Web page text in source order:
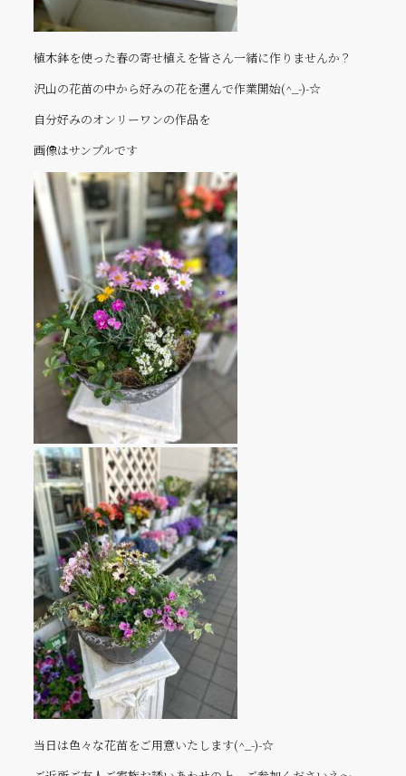
植木鉢を使った春の寄せ植えを皆さん一緒に作りませんか？
沢山の花苗の中から好みの花を選んで作業開始(^_-)-☆
自分好みのオンリーワンの作品を
画像はサンプルです
当日は色々な花苗をご用意いたします(^_-)-☆